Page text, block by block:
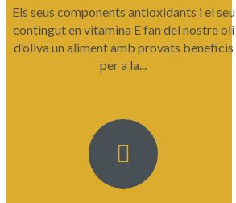
Els seus components antioxidants i el seu
contingut en vitamina E fan del nostre oli
d’oliva un aliment amb provats beneficis
per a la...